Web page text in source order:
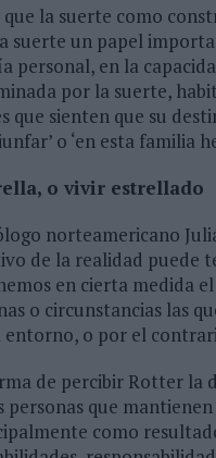
que la suerte como
suerte un papel
personal, en la
por la suerte,
que sienten que su
o ‘en esta familia
o vivir estrellado
norteamericano
de la realidad puede
en cierta medida
o circunstancias las
entorno, o por el
de percibir Rotter la
personas que
como